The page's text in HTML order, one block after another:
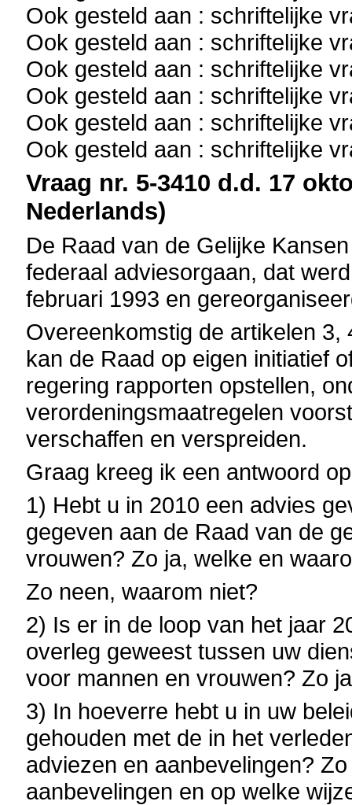
Ook gesteld aan : schriftelijke
Ook gesteld aan : schriftelijke
Ook gesteld aan : schriftelijke
Ook gesteld aan : schriftelijke
Ook gesteld aan : schriftelijke
Ook gesteld aan : schriftelijke
Vraag nr. 5-3410 d.d. 17
Nederlands)
De Raad van de Gelijke
federaal adviesorgaan, dat
februari 1993 en
Overeenkomstig de artikelen
kan de Raad op eigen initiatief
regering rapporten opstellen,
verordeningsmaatregelen
verschaffen en verspreiden.
Graag kreeg ik een antwoord
1) Hebt u in 2010 een advies
gegeven aan de Raad van de
vrouwen? Zo ja, welke en
Zo neen, waarom niet?
2) Is er in de loop van het jaar
overleg geweest tussen uw
voor mannen en vrouwen? Zo
3) In hoeverre hebt u in uw
gehouden met de in het
adviezen en aanbevelingen?
aanbevelingen en op welke